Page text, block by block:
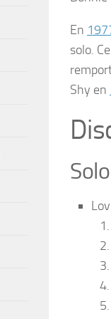
En
solo.
Shy en
Solo